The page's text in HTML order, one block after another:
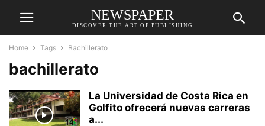
NEWSPAPER
DISCOVER THE ART OF PUBLISHING
Home Tags Bachillerato
bachillerato
La Universidad de Costa Rica en
Golfito ofrecerá nuevas carreras
a...